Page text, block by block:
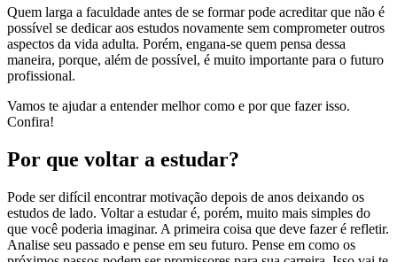
Quem larga a faculdade antes de se formar pode acreditar que não é
possível se dedicar aos estudos novamente sem comprometer outros
aspectos da vida adulta. Porém, engana-se quem pensa dessa
maneira, porque, além de possível, é muito importante para o futuro
profissional.
Vamos te ajudar a entender melhor como e por que fazer isso.
Confira!
Por que voltar a estudar?
Pode ser difícil encontrar motivação depois de anos deixando os
estudos de lado. Voltar a estudar é, porém, muito mais simples do
que você poderia imaginar. A primeira coisa que deve fazer é refletir.
Analise seu passado e pense em seu futuro. Pense em como os